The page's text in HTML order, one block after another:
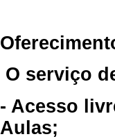
O serviço
- Acesso
Aulas;